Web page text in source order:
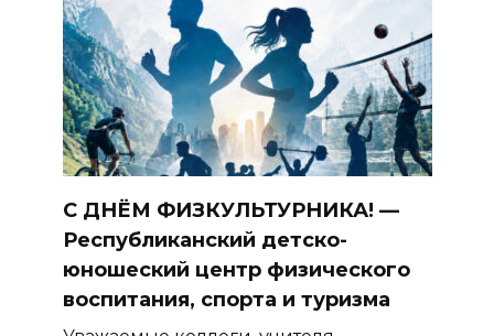
С ДНЁМ ФИЗКУЛЬТУРНИКА! —
Республиканский детско-
юношеский центр физического
воспитания, спорта и туризма